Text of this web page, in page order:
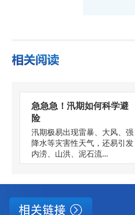
急急急！汛期如何科学避
险
汛期极易出现雷暴、大风、强
降水等灾害性天气，还易引发
内涝、山洪、泥石流...